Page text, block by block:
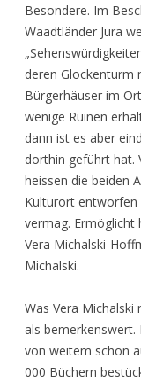
Besondere. Im
Waadtländer Jura
deren Glockenturm
Bürgerhäuser im
wenige Ruinen
dann ist es aber
dorthin geführt hat.
heissen die beiden
Kulturort entworfen
vermag. Ermöglicht
Vera Michalski-
Michalski.
Was Vera
als bemerkenswert.
von weitem schon
000 Büchern